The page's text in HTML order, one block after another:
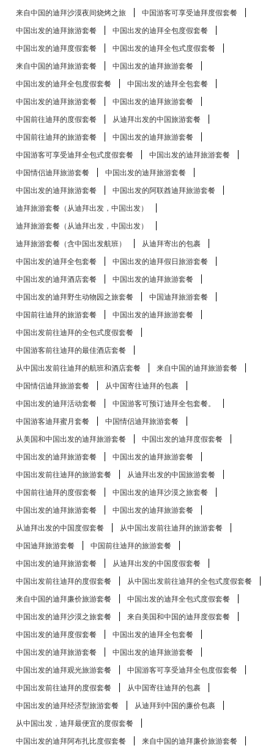
来自中国的迪拜沙漠夜间烧烤之旅
中国游客可享受迪拜度假套餐
中国出发的迪拜旅游套餐
中国出发的迪拜全包度假套餐
中国出发的迪拜度假套餐
中国出发的迪拜全包式度假套餐
来自中国的迪拜旅游套餐
中国出发的迪拜旅游套餐
中国出发的迪拜全包度假套餐
中国出发的迪拜全包套餐
中国出发的迪拜旅游套餐
中国出发的迪拜旅游套餐
中国前往迪拜的度假套餐
从迪拜出发的中国旅游套餐
中国前往迪拜的旅游套餐
中国出发的迪拜旅游套餐
中国游客可享受迪拜全包式度假套餐
中国出发的迪拜旅游套餐
中国情侣迪拜旅游套餐
中国出发的迪拜旅游套餐
中国出发的迪拜旅游套餐
中国出发的阿联酋迪拜旅游套餐
迪拜旅游套餐（从迪拜出发，中国出发）
迪拜旅游套餐（从迪拜出发，中国出发）
迪拜旅游套餐（含中国出发航班）
从迪拜寄出的包裹
中国出发的迪拜全包套餐
中国出发的迪拜假日旅游套餐
中国出发的迪拜酒店套餐
中国出发的迪拜旅游套餐
中国出发的迪拜野生动物园之旅套餐
中国迪拜旅游套餐
中国前往迪拜的旅游套餐
中国出发的迪拜旅游套餐
中国出发前往迪拜的全包式度假套餐
中国游客前往迪拜的最佳酒店套餐
从中国出发前往迪拜的航班和酒店套餐
来自中国的迪拜旅游套餐
中国情侣迪拜旅游套餐
从中国寄往迪拜的包裹
中国出发的迪拜活动套餐
中国游客可预订迪拜全包套餐。
中国游客迪拜蜜月套餐
中国情侣迪拜旅游套餐
从美国和中国出发的迪拜旅游套餐
中国出发的迪拜度假套餐
中国出发的迪拜旅游套餐
中国出发的迪拜旅游套餐
中国出发前往迪拜的旅游套餐
从迪拜出发的中国旅游套餐
中国前往迪拜的度假套餐
中国出发的迪拜沙漠之旅套餐
中国出发的迪拜旅游套餐
中国出发的迪拜旅游套餐
从迪拜出发的中国度假套餐
从中国出发前往迪拜的旅游套餐
中国迪拜旅游套餐
中国前往迪拜的旅游套餐
中国出发的迪拜旅游套餐
从迪拜出发的中国度假套餐
中国出发前往迪拜的度假套餐
从中国出发前往迪拜的全包式度假套餐
来自中国的迪拜廉价旅游套餐
中国出发的迪拜全包式度假套餐
中国出发的迪拜沙漠之旅套餐
来自美国和中国的迪拜度假套餐
中国出发的迪拜度假套餐
中国出发的迪拜全包套餐
中国出发的迪拜旅游套餐
中国出发的迪拜旅游套餐
中国出发的迪拜观光旅游套餐
中国游客可享受迪拜全包度假套餐
中国出发前往迪拜的度假套餐
从中国寄往迪拜的包裹
中国出发的迪拜经济型旅游套餐
从迪拜到中国的廉价包裹
从中国出发，迪拜最便宜的度假套餐
中国出发的迪拜阿布扎比度假套餐
来自中国的迪拜廉价旅游套餐